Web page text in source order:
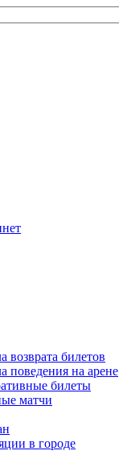
возврата билетов
поведения на арене
билеты
матчи
в городе